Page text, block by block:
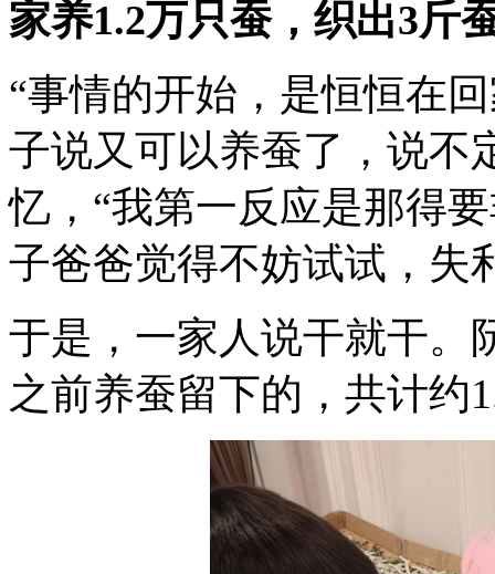
家养1.2万只蚕，织出3斤
“事情的开始，是恒恒在
子说又可以养蚕了，说不
忆，“我第一反应是那得
子爸爸觉得不妨试试，失
于是，一家人说干就干。
之前养蚕留下的，共计约